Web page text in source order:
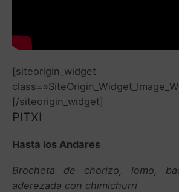
[siteorigin_widget
[/siteorigin_widget]
PITXI
Hasta los Andares
Brocheta de chorizo, lomo,
aderezada con chimichurri